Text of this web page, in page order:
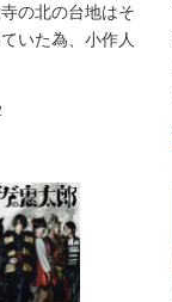
の北の台地はそ
いた為、小作人